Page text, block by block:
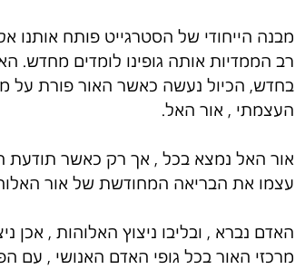
מבנה הייחודי של הסטרגייט פותח
רב הממדיות אותה גופינו לומדים מחדש.
בחדש, הכיול נעשה כאשר האור פורת על
העצמתי , אור האל.
אור האל נמצא בכל , אך רק כאשר תודעת
עצמו את הבריאה המחודשת של אור
האדם נברא , ובליבו ניצוץ האלוהות ,
מרכזי האור בכל גופי האדם האנושי , עם